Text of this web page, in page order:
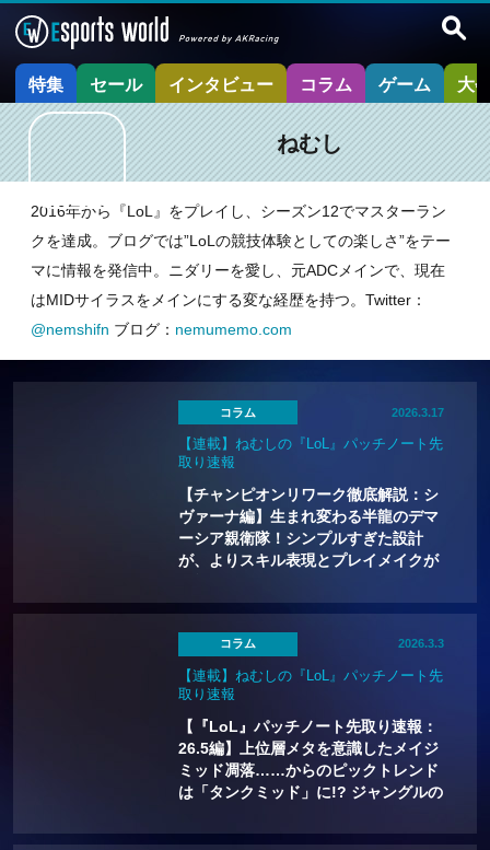
特集 セール インタビュー コラム ゲーム 大
ねむし
2016年から『LoL』をプレイし、シーズン12でマスターラン
クを達成。ブログでは”LoLの競技体験としての楽しさ”をテー
マに情報を発信中。ニダリーを愛し、元ADCメインで、現在
はMIDサイラスをメインにする変な経歴を持つ。Twitter：
@nemshifn ブログ： nemumemo.com
コラム 2026.3.17
【連載】ねむしの『LoL』パッチノート先
取り速報
【チャンピオンリワーク徹底解説：シ
ヴァーナ編】生まれ変わる半龍のデマ
ーシア親衛隊！シンプルすぎた設計
が、よりスキル表現とプレイメイクが
ゴンで敵を粉砕したいロマンがついに
コラム 2026.3.3
【連載】ねむしの『LoL』パッチノート先
取り速報
【『LoL』パッチノート先取り速報：
26.5編】上位層メタを意識したメイジ
ミッド凋落……からのピックトレンド
は「タンクミッド」に!? ジャングルの